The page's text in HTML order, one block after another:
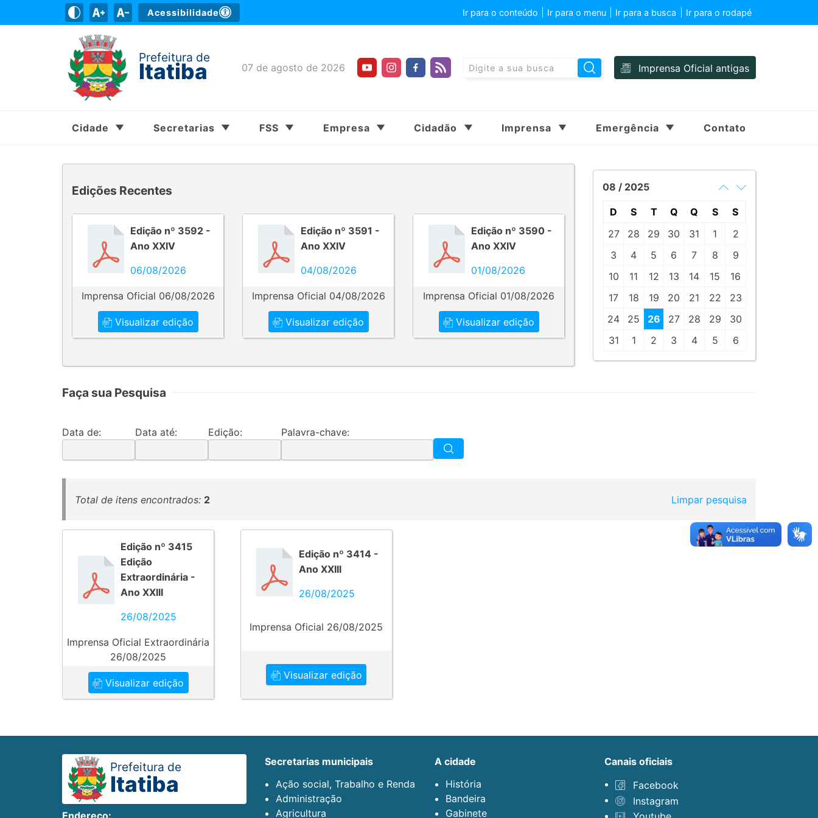
Acessibilidade Ir para o conteúdo Ir para o menu Ir para a busca Ir para o rodapé
Prefeitura de
Itatiba 07 de agosto de 2026 Imprensa Oficial antigas
Cidade Secretarias FSS Empresa Cidadão Imprensa Emergência Contato
Edições Recentes
Edição nº 3592 -
Ano XXIV
06/08/2026
Imprensa Oficial 06/08/2026
Visualizar edição
Edição nº 3591 -
Ano XXIV
04/08/2026
Imprensa Oficial 04/08/2026
Visualizar edição
Edição nº 3590 -
Ano XXIV
01/08/2026
Imprensa Oficial 01/08/2026
Visualizar edição
08 / 2025
D S T Q Q S
S
27
28 29 30 31 1
2
3
4 5 6 7 8
9
10
11 12 13 14 15
16
17
18 19 20 21 22
23
24
25 26 27 28 29
30
31
1 2 3 4 5 6
Faça sua Pesquisa
Data de: Data até: Edição: Palavra-chave:
Total de itens encontrados: 2 Limpar pesquisa
Edição nº 3415
Edição
Extraordinária -
Ano XXIII
26/08/2025
Imprensa Oficial Extraordinária
26/08/2025
Visualizar edição
Edição nº 3414 -
Ano XXIII
26/08/2025
Imprensa Oficial 26/08/2025
Visualizar edição
Prefeitura de
Itatiba
secretarias municipais
Ação social, Trabalho e Renda
Administração
Agricultura
a cidade
História
Bandeira
Gabinete
canais oficiais
Facebook
Instagram